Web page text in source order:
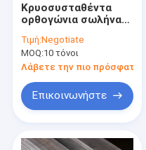
Κρυοσυσταθέντα
ορθογώνια σωλήνα
χαλύβδινο 316 2B
Τελειωμένα 201
Τιμή:Negotiate
MOQ:10 τόνοι
Λάβετε την πιο πρόσφατη
Επικοινωνήστε